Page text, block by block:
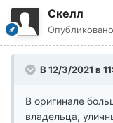
Скелл
Опубликовано
В 12/3/2021 в
В оригинале
владельца,